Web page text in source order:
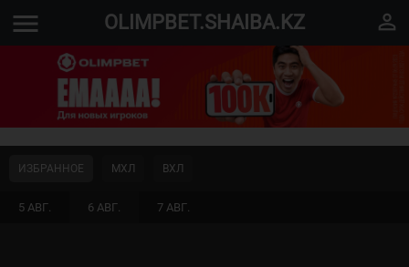
menu OLIMPBET.SHAIBA.KZ perm_identity
5 АВГ. 6 АВГ. 7 АВГ.
ИЗБРАННОЕ МХЛ ВХЛ